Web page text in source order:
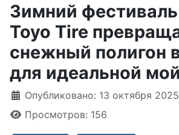
Зимний
Toyo Tire
снежный полигон
для идеальной
Информация о материале
Опубликовано: 13 октября 2025
Просмотров: 156